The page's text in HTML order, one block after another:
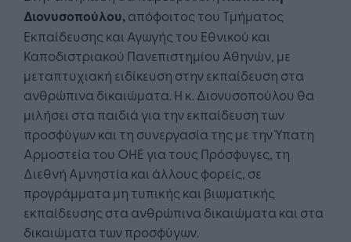
Διονυσοπούλου,απόφοιτος του Τμήματος
Εκπαίδευσης και Αγωγής του Εθνικού και
Καποδιστριακού Πανεπιστημίου Αθηνών, με
μεταπτυχιακή ειδίκευση στην εκπαίδευση στα
ανθρώπινα δικαιώματα. Η κ. Διονυσοπούλου θα
μιλήσει στα παιδιά για την εκπαίδευση των
προσφύγων και τη συνεργασία της με την Ύπατη
Αρμοστεία του ΟΗΕ για τους Πρόσφυγες, τη
Διεθνή Αμνηστία και άλλους φορείς, σε
προγράμματα μη τυπικής και βιωματικής
εκπαίδευσης στα ανθρώπινα δικαιώματα και στα
δικαιώματα των προσφύγων.